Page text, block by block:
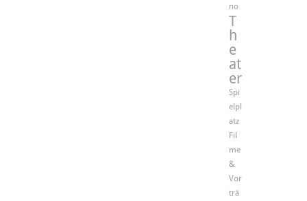
no
T
h
e
at
er
Spi
elpl
atz
Fil
me
&
Vor
trä